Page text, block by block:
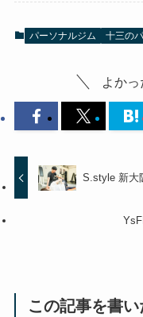
パーソナルジム 十三の
よかっ
S.style 新大
この記事を書い